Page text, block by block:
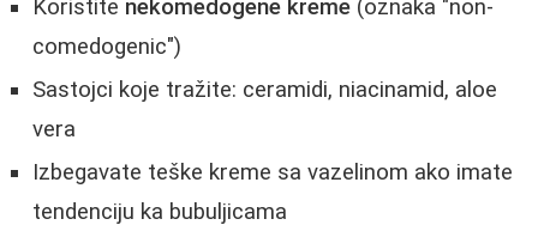
Koristite nekomedogene kreme (oznaka "non-
comedogenic")
Sastojci koje tražite: ceramidi, niacinamid, aloe
vera
Izbegavate teške kreme sa vazelinom ako imate
tendenciju ka bubuljicama